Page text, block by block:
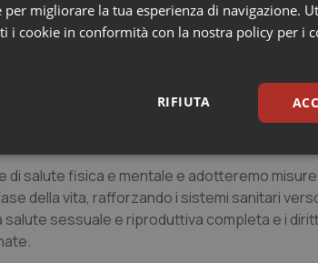
e l’innovazione lungo tutto l’arco della
della promozione della salute e della
sociali, economici, occupazionali e
l’importanza di un
basati sull’evidenza, anche
sociale.
di salute fisica e mentale e adotteremo
della vita, rafforzando i sistemi sanitari
sessuale e riproduttiva completa e i
migliorare la tua esperienza di navigazione.
i cookie in conformità con la nostra policy per i
RIFIUTA
Statistici